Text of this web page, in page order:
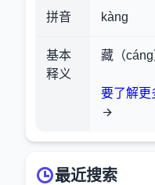
拼音 kàng
基本
释义
藏（cáng
要了解更
最近搜索